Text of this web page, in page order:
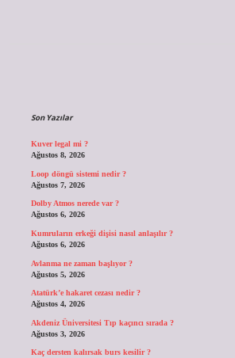
Son Yazılar
Kuver legal mi ?
Ağustos 8, 2026
Loop döngü sistemi nedir ?
Ağustos 7, 2026
Dolby Atmos nerede var ?
Ağustos 6, 2026
Kumruların erkeği dişisi nasıl anlaşılır ?
Ağustos 6, 2026
Avlanma ne zaman başlıyor ?
Ağustos 5, 2026
Atatürk’e hakaret cezası nedir ?
Ağustos 4, 2026
Akdeniz Üniversitesi Tıp kaçıncı sırada ?
Ağustos 3, 2026
Kaç dersten kalırsak burs kesilir ?